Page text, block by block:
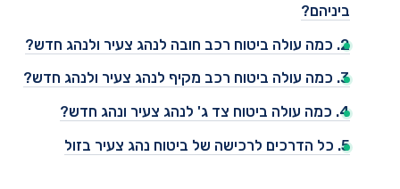
ביניהם?
2. כמה עולה ביטוח רכב חובה לנהג צעיר ולנהג חדש?
3. כמה עולה ביטוח רכב מקיף לנהג צעיר ולנהג חדש?
4. כמה עולה ביטוח צד ג' לנהג צעיר ונהג חדש?
5. כל הדרכים לרכישה של ביטוח נהג צעיר בזול